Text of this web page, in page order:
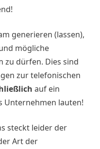
generieren (lassen),
mögliche
zu dürfen. Dies sind
zur telefonischen
auf ein
Unternehmen lauten!
steckt leider der
Art der